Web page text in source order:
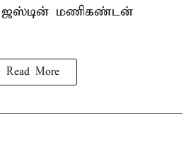
ஜஸ்டின் மணிகண்டன்
Read More